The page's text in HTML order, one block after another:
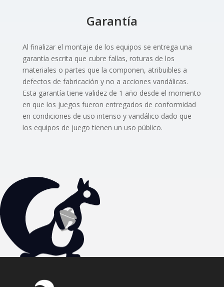
Garantía
Al finalizar el montaje de los equipos se entrega una
garantía escrita que cubre fallas, roturas de los
materiales o partes que la componen, atribuibles a
defectos de fabricación y no a acciones vandálicas.
Esta garantía tiene validez de 1 año desde el momento
en que los juegos fueron entregados de conformidad
en condiciones de uso intenso y vandálico dado que
los equipos de juego tienen un uso público.